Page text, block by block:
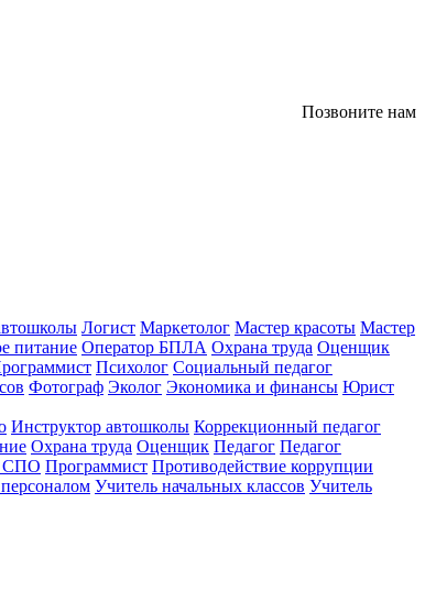
Позвоните нам
Логист Маркетолог Мастер красоты Мастер
питание Оператор БПЛА Охрана труда Оценщик
Психолог Социальный педагог
Фотограф Эколог Экономика и финансы Юрист
Инструктор автошколы Коррекционный педагог
Охрана труда Оценщик Педагог Педагог
СПО Программист Противодействие коррупции
Учитель начальных классов Учитель